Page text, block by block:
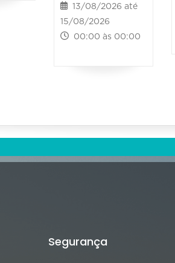
13/08/2026 até
15/08/2026
00:00 às 00:00
Segurança